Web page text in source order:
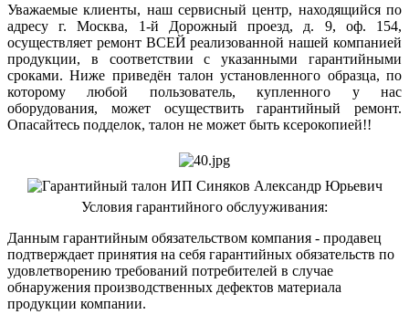
Уважаемые клиенты, наш сервисный центр, находящийся по
адресу г. Москва, 1-й Дорожный проезд, д. 9, оф. 154,
осуществляет ремонт ВСЕЙ реализованной нашей компанией
продукции, в соответствии с указанными гарантийными
сроками. Ниже приведён талон установленного образца, по
которому любой пользователь, купленного у нас
оборудования, может осуществить гарантийный ремонт.
Опасайтесь подделок, талон не может быть ксерокопией!!
Условия гарантийного обслууживания:
Данным гарантийным обязательством компания - продавец
подтверждает принятия на себя гарантийных обязательств по
удовлетворению требований потребителей в случае
обнаружения производственных дефектов материала
продукции компании.